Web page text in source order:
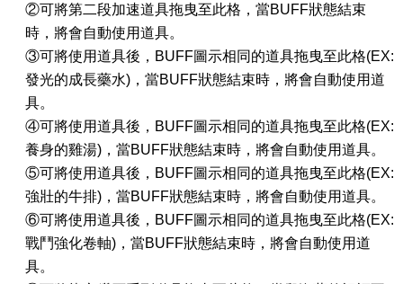
②可將第二段加速道具拖曳至此格，當BUFF狀態結束
時，將會自動使用道具。
③可將使用道具後， BUFF圖示相同的道具拖曳至此格(EX:
發光的成長藥水) ，當BUFF狀態結束時，將會自動使用道
具。
④可將使用道具後， BUFF圖示相同的道具拖曳至此格(EX:
養身的雞湯) ，當BUFF狀態結束時，將會自動使用道具。
⑤可將使用道具後， BUFF圖示相同的道具拖曳至此格(EX:
強壯的牛排) ，當BUFF狀態結束時，將會自動使用道具。
⑥可將使用道具後， BUFF圖示相同的道具拖曳至此格(EX:
戰鬥強化卷軸) ，當BUFF狀態結束時，將會自動使用道
具。